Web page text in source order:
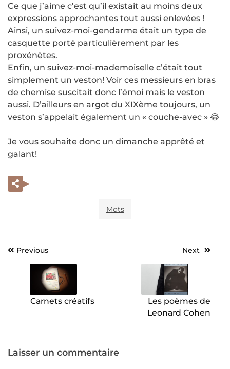
Ce que j’aime c’est qu’il existait au moins deux
expressions approchantes tout aussi enlevées !
Ainsi, un suivez-moi-gendarme était un type de
casquette porté particulièrement par les
proxénètes.
Enfin, un suivez-moi-mademoiselle c’était tout
simplement un veston! Voir ces messieurs en bras
de chemise suscitait donc l’émoi mais le veston
aussi. D’ailleurs en argot du XIXème toujours, un
veston s’appelait également un « couche-avec » 😂
Je vous souhaite donc un dimanche apprêté et
galant!
Mots
Navigation
l’article
Previous
Carnets créatifs
Next
Les poèmes de
Leonard Cohen
Laisser un commentaire